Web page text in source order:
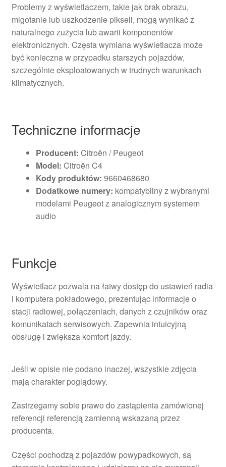
Problemy z wyświetlaczem, takie jak brak obrazu,
migotanie lub uszkodzenie pikseli, mogą wynikać z
naturalnego zużycia lub awarii komponentów
elektronicznych. Częsta wymiana wyświetlacza może
być konieczna w przypadku starszych pojazdów,
szczególnie eksploatowanych w trudnych warunkach
klimatycznych.
Techniczne informacje
Producent: Citroën / Peugeot
Model: Citroën C4
Kody produktów: 9660468680
Dodatkowe numery: kompatybilny z wybranymi
modelami Peugeot z analogicznym systemem
audio
Funkcje
Wyświetlacz pozwala na łatwy dostęp do ustawień radia
i komputera pokładowego, prezentując informacje o
stacji radiowej, połączeniach, danych z czujników oraz
komunikatach serwisowych. Zapewnia intuicyjną
obsługę i zwiększa komfort jazdy.
Jeśli w opisie nie podano inaczej, wszystkie zdjęcia
mają charakter poglądowy.
Zastrzegamy sobie prawo do zastąpienia zamówionej
referencji referencją zamienną wskazaną przez
producenta.
Części pochodzą z pojazdów powypadkowych, są